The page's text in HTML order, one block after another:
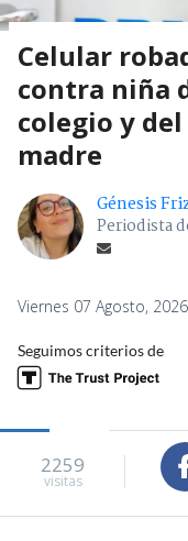
Celular
contra niña
colegio y
madre
Génesis
Periodista
Viernes 07 Agosto,
Seguimos criterios de
2259
visitas